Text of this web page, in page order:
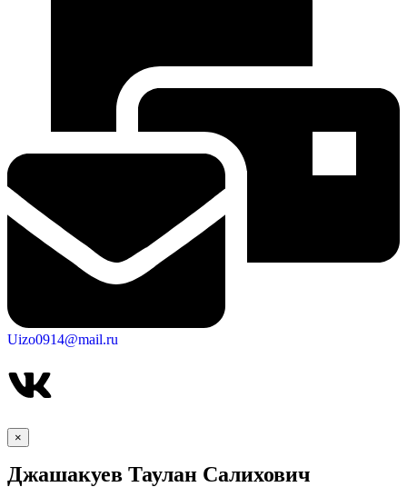
Uizo0914@mail.ru
×
Джашакуев Таулан Салихович